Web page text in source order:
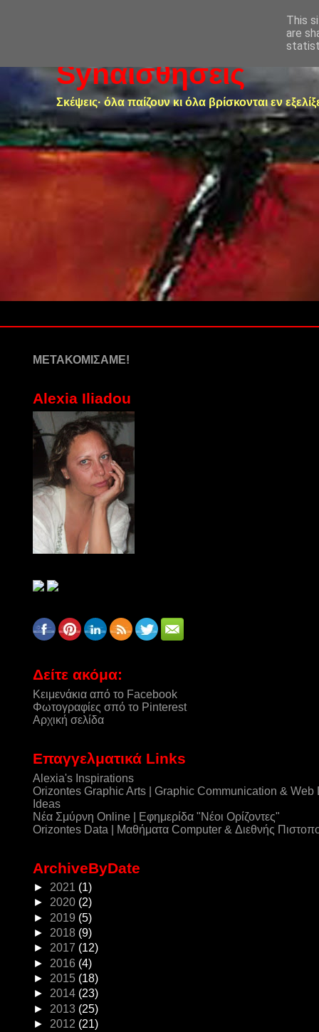
Synαισθήσεις
Σκέψεις· όλα παίζουν κι όλα βρίσκονται εν
ΜΕΤΑΚΟΜΙΣΑΜΕ!
Alexia Iliadou
Δείτε ακόμα:
Κειμενάκια από το Facebook
Φωτογραφίες σπό το Pinterest
Αρχική σελίδα
Επαγγελματικά Links
Alexia's Inspirations
Orizontes Graphic Arts | Graphic Communication & Web
Ideas
Νέα Σμύρνη Online | Εφημερίδα "Νέοι Ορίζοντες"
Orizontes Data | Μαθήματα Computer & Διεθνής
ArchiveByDate
► 2021 (1)
► 2020 (2)
► 2019 (5)
► 2018 (9)
► 2017 (12)
► 2016 (4)
► 2015 (18)
► 2014 (23)
► 2013 (25)
► 2012 (21)
This
are